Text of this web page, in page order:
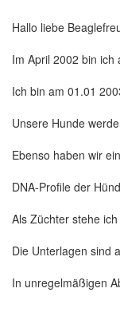
Hallo liebe
Im April 2002 bin
Ich bin am 01.01
Unsere Hunde
Ebenso haben wir
DNA-Profile der
Als Züchter stehe
Die Unterlagen sind
In unregelmäßigen